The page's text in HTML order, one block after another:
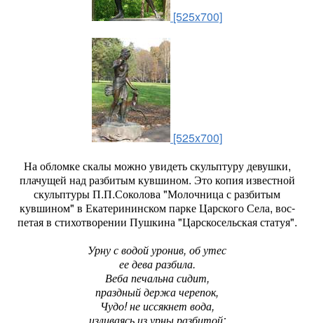
[525x700]
[525x700]
На обломке скалы можно увидеть скульптуру девушки,
плачущей над разбитым кувшином. Это копия известной
скульптуры П.П.Соколова "Молочница с раз­битым
кувшином" в Екатерини­нском парке Царского Села, вос­
петая в стихотворении Пушкина "Царскосельская статуя".
Урну с водой уронив, об утес
ее дева разбила.
Веба печальна сидит,
праздный держа черепок,
Чудо! не иссякнет вода,